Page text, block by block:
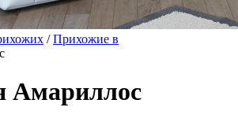
/Прихожие в
Амариллос